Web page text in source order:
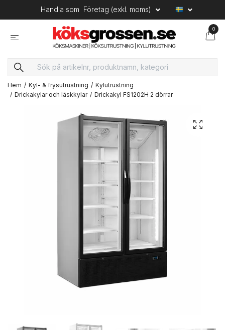
Handla som Företag (exkl. moms)
0
Hem Kyl- & frysutrustning
Kylutrustning
Drickakylar och läskkylar
Drickakyl FS1202H 2 dörrar